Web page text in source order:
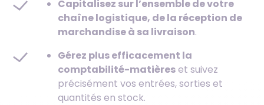
Capitalisez sur l’ensemble de votre
chaîne logistique, de la réception de
marchandise à sa livraison.
Gérez plus efficacement la
comptabilité-matièreset suivez
précisément vos entrées, sorties et
quantités en stock.